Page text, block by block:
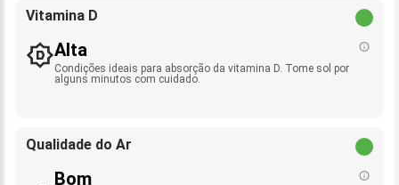
Vitamina D
Alta
Condições ideais para absorção da vitamina D. Tome sol por
alguns minutos com cuidado.
Qualidade do Ar
Bom